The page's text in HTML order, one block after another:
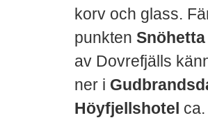
korv och glass.
punkten
av Dovrefjälls
ner i
Höyfjellshotel